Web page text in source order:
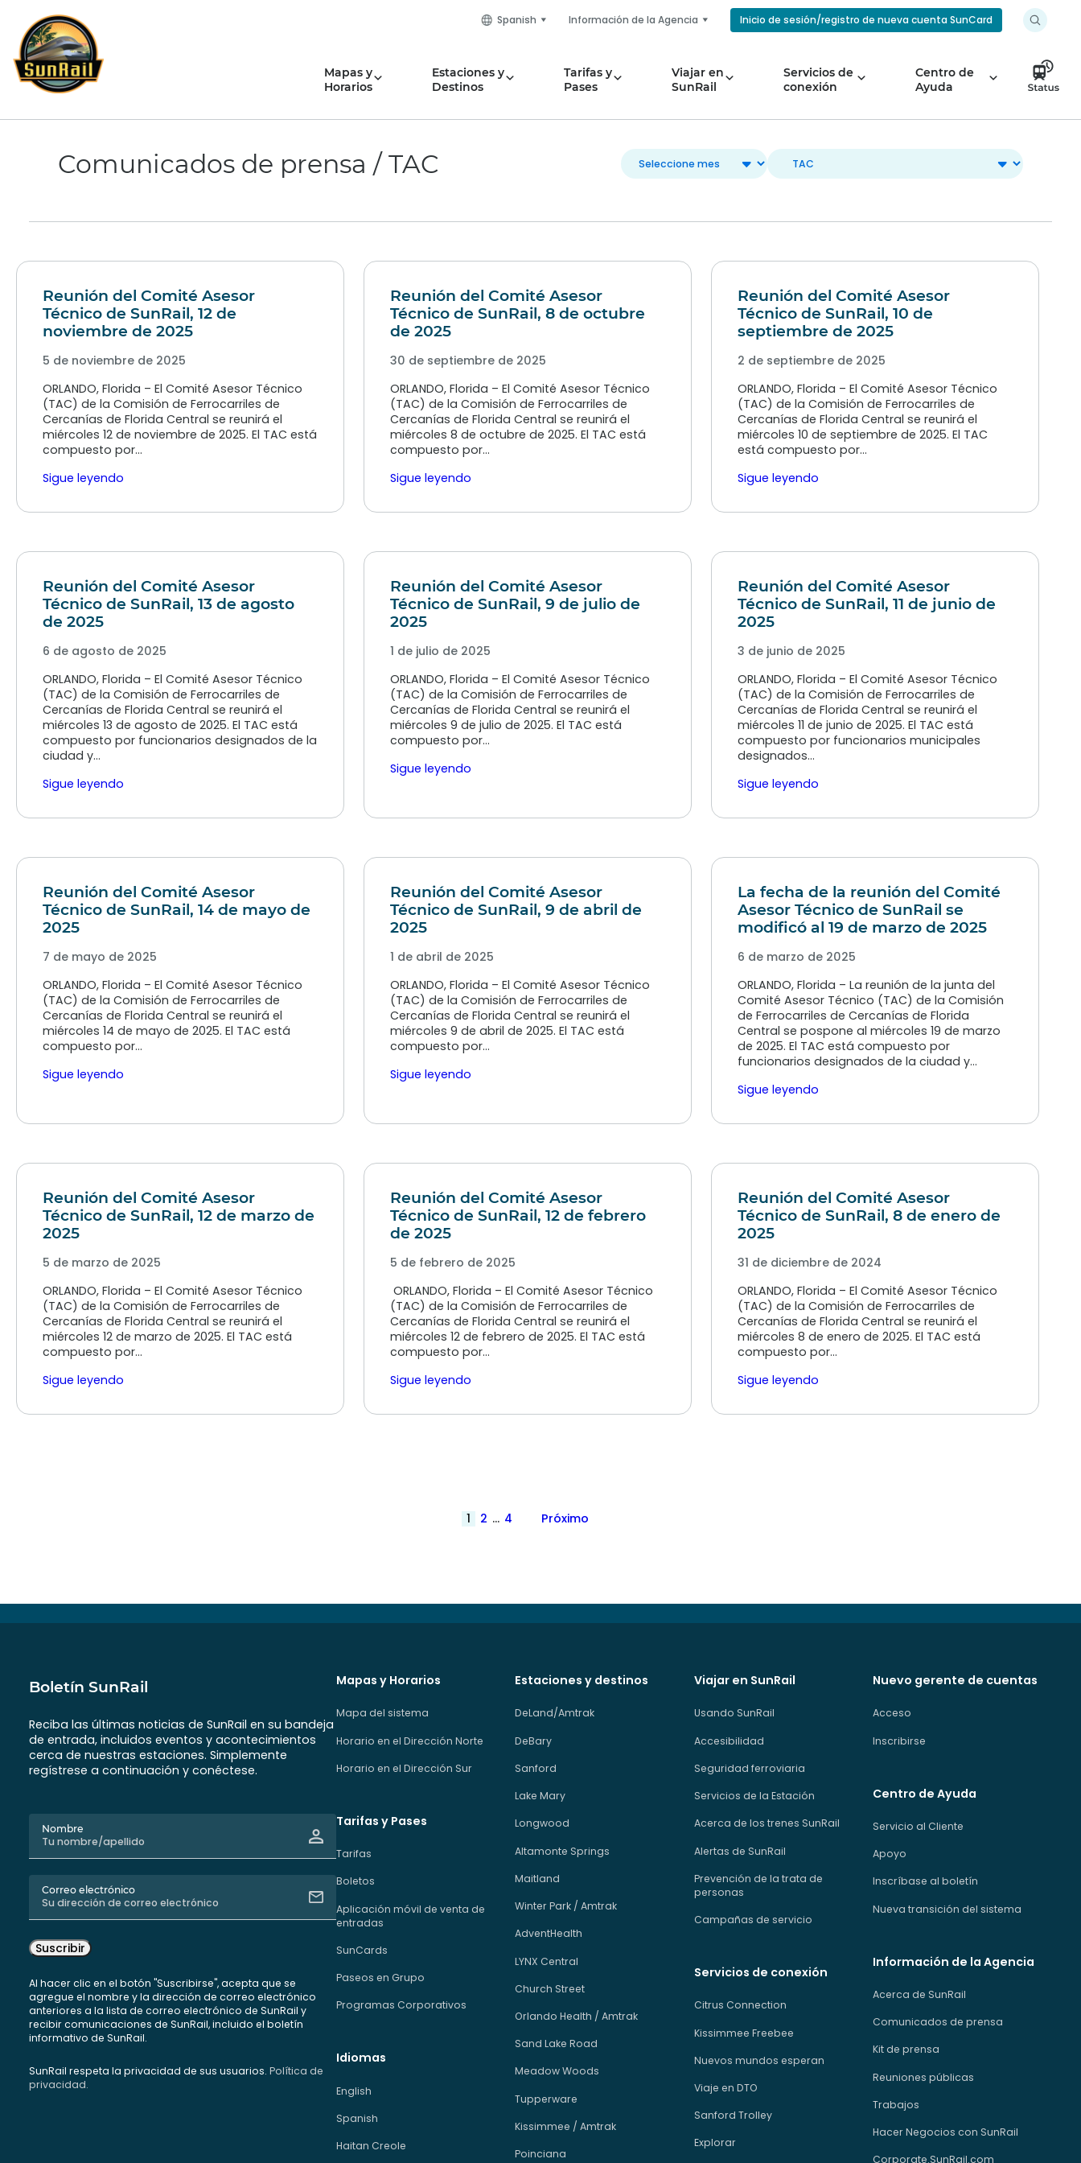
contenido
Spanish Información de la Agencia Inicio de sesión/registro de nueva cuenta SunCard
Mapas y
Horarios
Estaciones y
Destinos
Tarifas y
Pases
Viajar en
SunRail
Servicios de
conexión
Centro de
Ayuda
Comunicados de prensa / TAC
Reunión del Comité Asesor
Técnico de SunRail, 12 de
noviembre de 2025
5 de noviembre de 2025
ORLANDO, Florida – El Comité Asesor Técnico
(TAC) de la Comisión de Ferrocarriles de
Cercanías de Florida Central se reunirá el
miércoles 12 de noviembre de 2025. El TAC está
compuesto por…
Sigue leyendo
Reunión del Comité Asesor
Técnico de SunRail, 8 de octubre
de 2025
30 de septiembre de 2025
ORLANDO, Florida – El Comité Asesor Técnico
(TAC) de la Comisión de Ferrocarriles de
Cercanías de Florida Central se reunirá el
miércoles 8 de octubre de 2025. El TAC está
compuesto por…
Sigue leyendo
Reunión del Comité Asesor
Técnico de SunRail, 10 de
septiembre de 2025
2 de septiembre de 2025
ORLANDO, Florida – El Comité Asesor Técnico
(TAC) de la Comisión de Ferrocarriles de
Cercanías de Florida Central se reunirá el
miércoles 10 de septiembre de 2025. El TAC
está compuesto por…
Sigue leyendo
Reunión del Comité Asesor
Técnico de SunRail, 13 de agosto
de 2025
6 de agosto de 2025
ORLANDO, Florida – El Comité Asesor Técnico
(TAC) de la Comisión de Ferrocarriles de
Cercanías de Florida Central se reunirá el
miércoles 13 de agosto de 2025. El TAC está
compuesto por funcionarios designados de la
ciudad y…
Sigue leyendo
Reunión del Comité Asesor
Técnico de SunRail, 9 de julio de
2025
1 de julio de 2025
ORLANDO, Florida – El Comité Asesor Técnico
(TAC) de la Comisión de Ferrocarriles de
Cercanías de Florida Central se reunirá el
miércoles 9 de julio de 2025. El TAC está
compuesto por…
Sigue leyendo
Reunión del Comité Asesor
Técnico de SunRail, 11 de junio de
2025
3 de junio de 2025
ORLANDO, Florida – El Comité Asesor Técnico
(TAC) de la Comisión de Ferrocarriles de
Cercanías de Florida Central se reunirá el
miércoles 11 de junio de 2025. El TAC está
compuesto por funcionarios municipales
designados…
Sigue leyendo
Reunión del Comité Asesor
Técnico de SunRail, 14 de mayo de
2025
7 de mayo de 2025
ORLANDO, Florida – El Comité Asesor Técnico
(TAC) de la Comisión de Ferrocarriles de
Cercanías de Florida Central se reunirá el
miércoles 14 de mayo de 2025. El TAC está
compuesto por…
Sigue leyendo
Reunión del Comité Asesor
Técnico de SunRail, 9 de abril de
2025
1 de abril de 2025
ORLANDO, Florida – El Comité Asesor Técnico
(TAC) de la Comisión de Ferrocarriles de
Cercanías de Florida Central se reunirá el
miércoles 9 de abril de 2025. El TAC está
compuesto por…
Sigue leyendo
La fecha de la reunión del Comité
Asesor Técnico de SunRail se
modificó al 19 de marzo de 2025
6 de marzo de 2025
ORLANDO, Florida – La reunión de la junta del
Comité Asesor Técnico (TAC) de la Comisión
de Ferrocarriles de Cercanías de Florida
Central se pospone al miércoles 19 de marzo
de 2025. El TAC está compuesto por
funcionarios designados de la ciudad y…
Sigue leyendo
Reunión del Comité Asesor
Técnico de SunRail, 12 de marzo de
2025
5 de marzo de 2025
ORLANDO, Florida – El Comité Asesor Técnico
(TAC) de la Comisión de Ferrocarriles de
Cercanías de Florida Central se reunirá el
miércoles 12 de marzo de 2025. El TAC está
compuesto por…
Sigue leyendo
Reunión del Comité Asesor
Técnico de SunRail, 12 de febrero
de 2025
5 de febrero de 2025
ORLANDO, Florida – El Comité Asesor Técnico
(TAC) de la Comisión de Ferrocarriles de
Cercanías de Florida Central se reunirá el
miércoles 12 de febrero de 2025. El TAC está
compuesto por…
Sigue leyendo
Reunión del Comité Asesor
Técnico de SunRail, 8 de enero de
2025
31 de diciembre de 2024
ORLANDO, Florida – El Comité Asesor Técnico
(TAC) de la Comisión de Ferrocarriles de
Cercanías de Florida Central se reunirá el
miércoles 8 de enero de 2025. El TAC está
compuesto por…
Sigue leyendo
Paginación
1 2 … 4 Próximo
Boletín SunRail
Reciba las últimas noticias de SunRail en su bandeja
de entrada, incluidos eventos y acontecimientos
cerca de nuestras estaciones. Simplemente
regístrese a continuación y conéctese.
Nombre
Correo electrónico
Suscribir
Al hacer clic en el botón "Suscribirse", acepta que se
agregue el nombre y la dirección de correo electrónico
anteriores a la lista de correo electrónico de SunRail y
recibir comunicaciones de SunRail, incluido el boletín
informativo de SunRail.
SunRail respeta la privacidad de sus usuarios. Política de
privacidad.
Mapas y Horarios
Mapa del sistema
Horario en el Dirección Norte
Horario en el Dirección Sur
Tarifas y Pases
Tarifas
Boletos
Aplicación móvil de venta de
entradas
SunCards
Paseos en Grupo
Programas Corporativos
Idiomas
English
Spanish
Haitan Creole
Estaciones y destinos
DeLand/Amtrak
DeBary
Sanford
Lake Mary
Longwood
Altamonte Springs
Maitland
Winter Park / Amtrak
AdventHealth
LYNX Central
Church Street
Orlando Health / Amtrak
Sand Lake Road
Meadow Woods
Tupperware
Kissimmee / Amtrak
Poinciana
Viajar en SunRail
Usando SunRail
Accesibilidad
Seguridad ferroviaria
Servicios de la Estación
Acerca de los trenes SunRail
Alertas de SunRail
Prevención de la trata de
personas
Campañas de servicio
Servicios de conexión
Citrus Connection
Kissimmee Freebee
Nuevos mundos esperan
Viaje en DTO
Sanford Trolley
Explorar
Nuevo gerente de cuentas
Acceso
Inscribirse
Centro de Ayuda
Servicio al Cliente
Apoyo
Inscríbase al boletín
Nueva transición del sistema
Información de la Agencia
Acerca de SunRail
Comunicados de prensa
Kit de prensa
Reuniones públicas
Trabajos
Hacer Negocios con SunRail
Corporate.SunRail.com